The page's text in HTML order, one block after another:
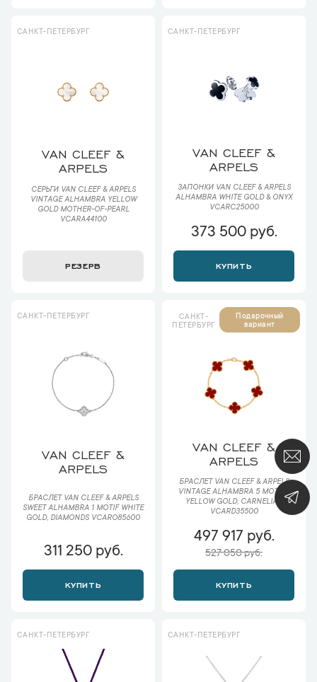
САНКТ-ПЕТЕРБУРГ
VAN CLEEF &
ARPELS
СЕРЬГИ VAN CLEEF & ARPELS
VINTAGE ALHAMBRA YELLOW
GOLD MOTHER-OF-PEARL
VCARA44100
РЕЗЕРВ
САНКТ-ПЕТЕРБУРГ
VAN CLEEF &
ARPELS
ЗАПОНКИ VAN CLEEF & ARPELS
ALHAMBRA WHITE GOLD & ONYX
VCARC25000
373 500 руб.
КУПИТЬ
САНКТ-ПЕТЕРБУРГ
VAN CLEEF &
ARPELS
БРАСЛЕТ VAN CLEEF & ARPELS
SWEET ALHAMBRA 1 MOTIF WHITE
GOLD, DIAMONDS VCARO85600
311 250 руб.
КУПИТЬ
САНКТ-
ПЕТЕРБУРГ
Подарочный
вариант
VAN CLEEF &
ARPELS
БРАСЛЕТ VAN CLEEF & ARPELS
VINTAGE ALHAMBRA 5 MOTIFS,
YELLOW GOLD, CARNELIAN
VCARD35500
497 917 руб.
527 050 руб.
КУПИТЬ
САНКТ-ПЕТЕРБУРГ САНКТ-ПЕТЕРБУРГ